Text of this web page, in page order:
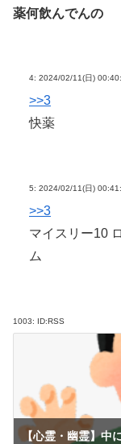
薬何飲んでんの
4: 2024/02/11(日)
>>3
快薬
5: 2024/02/11(日)
>>3
マイスリー10
ム
1003: ID:RSS
【心霊・幽霊】中